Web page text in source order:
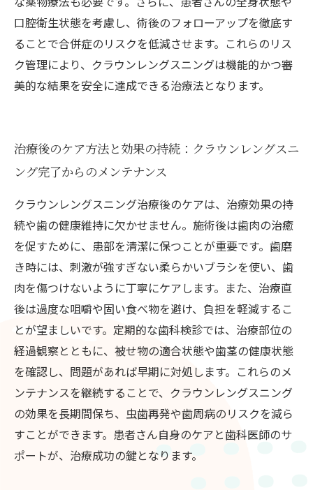
口腔衛生状態を考慮し、術後のフォローアップを徹底す
ることで合併症のリスクを低減させます。これらのリス
ク管理により、クラウンレングスニングは機能的かつ審
美的な結果を安全に達成できる治療法となります。
治療後のケア方法と効果の持続：クラウンレングスニ
ング完了からのメンテナンス
クラウンレングスニング治療後のケアは、治療効果の持
続や歯の健康維持に欠かせません。施術後は歯肉の治癒
を促すために、患部を清潔に保つことが重要です。歯磨
き時には、刺激が強すぎない柔らかいブラシを使い、歯
肉を傷つけないように丁寧にケアします。また、治療直
後は過度な咀嚼や固い食べ物を避け、負担を軽減するこ
とが望ましいです。定期的な歯科検診では、治療部位の
経過観察とともに、被せ物の適合状態や歯茎の健康状態
を確認し、問題があれば早期に対処します。これらのメ
ンテナンスを継続することで、クラウンレングスニング
の効果を長期間保ち、虫歯再発や歯周病のリスクを減ら
すことができます。患者さん自身のケアと歯科医師のサ
ポートが、治療成功の鍵となります。